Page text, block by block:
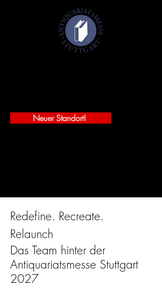
Neuer Standort!
Redefine. Recreate.
Relaunch
Das Team hinter der
Antiquariatsmesse Stuttgart
2027